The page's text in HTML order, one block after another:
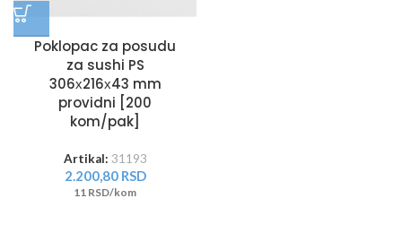
Poklopac za posudu
za sushi PS
306х216х43 mm
providni [200
kom/pak]
Artikal: 31193
2.200,80 RSD
11 RSD/kom